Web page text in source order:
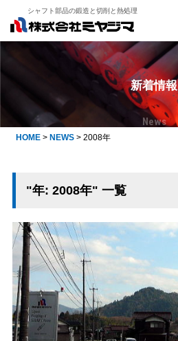
シャフト部品の鍛造と切削と熱処理
新着情報
News
HOME> NEWS> 2008年
"年: 2008年" 一覧